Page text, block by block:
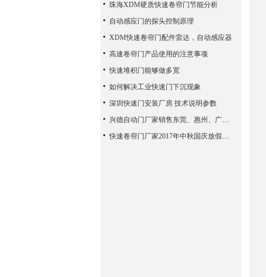
珠海XDM硬质快速卷帘门节能分析
自动感应门的探头控制原理
XDM快速卷帘门配件雷达，自动感应器
高速卷帘门产品使用的注意事项
快速堆积门能够做多宽
如何解决工业快速门下沉现象
深圳快速门安装厂房 技术说明参数
兴德自动门厂家销售东莞、惠州、广州、佛山、中山等地
快速卷帘门厂家2017年中秋国庆放假通知